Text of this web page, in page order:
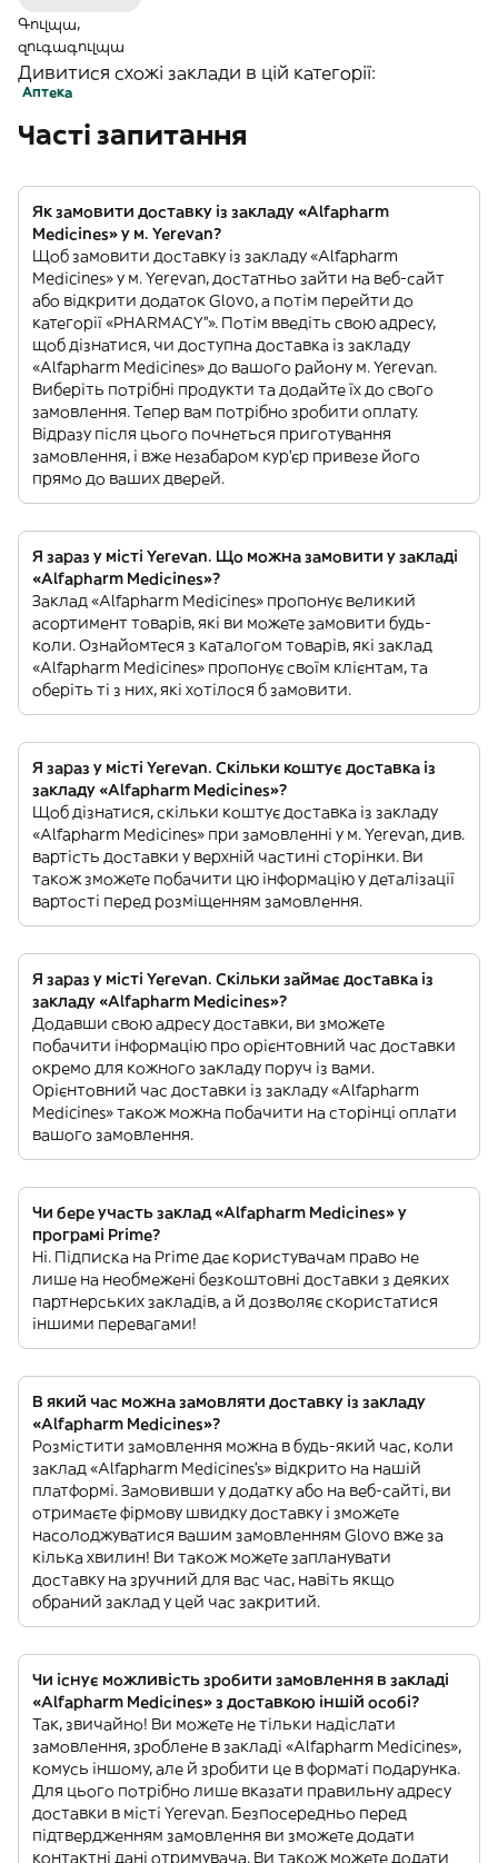
Գուլպա,
զուգագուլպա
Дивитися схожі заклади в цій категорії:
Аптека
Часті запитання
Як замовити доставку із закладу «Alfapharm
Medicines» у м. Yerevan?
Щоб замовити доставку із закладу «Alfapharm
Medicines» у м. Yerevan, достатньо зайти на веб-сайт
або відкрити додаток Glovo, а потім перейти до
категорії «PHARMACY”». Потім введіть свою адресу,
щоб дізнатися, чи доступна доставка із закладу
«Alfapharm Medicines» до вашого району м. Yerevan.
Виберіть потрібні продукти та додайте їх до свого
замовлення. Тепер вам потрібно зробити оплату.
Відразу після цього почнеться приготування
замовлення, і вже незабаром кур'єр привезе його
прямо до ваших дверей.
Я зараз у місті Yerevan. Що можна замовити у закладі
«Alfapharm Medicines»?
Заклад «Alfapharm Medicines» пропонує великий
асортимент товарів, які ви можете замовити будь-
коли. Ознайомтеся з каталогом товарів, які заклад
«Alfapharm Medicines» пропонує своїм клієнтам, та
оберіть ті з них, які хотілося б замовити.
Я зараз у місті Yerevan. Скільки коштує доставка із
закладу «Alfapharm Medicines»?
Щоб дізнатися, скільки коштує доставка із закладу
«Alfapharm Medicines» при замовленні у м. Yerevan, див.
вартість доставки у верхній частині сторінки. Ви
також зможете побачити цю інформацію у деталізації
вартості перед розміщенням замовлення.
Я зараз у місті Yerevan. Скільки займає доставка із
закладу «Alfapharm Medicines»?
Додавши свою адресу доставки, ви зможете
побачити інформацію про орієнтовний час доставки
окремо для кожного закладу поруч із вами.
Орієнтовний час доставки із закладу «Alfapharm
Medicines» також можна побачити на сторінці оплати
вашого замовлення.
Чи бере участь заклад «Alfapharm Medicines» у
програмі Prime?
Ні. Підписка на Prime дає користувачам право не
лише на необмежені безкоштовні доставки з деяких
партнерських закладів, а й дозволяє скористатися
іншими перевагами!
В який час можна замовляти доставку із закладу
«Alfapharm Medicines»?
Розмістити замовлення можна в будь-який час, коли
заклад «Alfapharm Medicines’s» відкрито на нашій
платформі. Замовивши у додатку або на веб-сайті, ви
отримаєте фірмову швидку доставку і зможете
насолоджуватися вашим замовленням Glovo вже за
кілька хвилин! Ви також можете запланувати
доставку на зручний для вас час, навіть якщо
обраний заклад у цей час закритий.
Чи існує можливість зробити замовлення в закладі
«Alfapharm Medicines» з доставкою іншій особі?
Так, звичайно! Ви можете не тільки надіслати
замовлення, зроблене в закладі «Alfapharm Medicines»,
комусь іншому, але й зробити це в форматі подарунка.
Для цього потрібно лише вказати правильну адресу
доставки в місті Yerevan. Безпосередньо перед
підтвердженням замовлення ви зможете додати
контактні дані отримувача. Ви також можете додати